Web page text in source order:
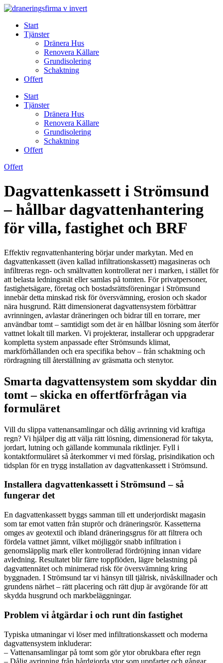
Skip
contentStart
Tjänster
Dränera Hus
Renovera Källare
Grundisolering
Schaktning
Offert
Start
Tjänster
Dränera Hus
Renovera Källare
Grundisolering
Schaktning
Offert
Offert
Dagvattenkassett i Strömsund
– hållbar dagvattenhantering
för villa, fastighet och BRF
Effektiv regnvattenhantering börjar under markytan. Med en
dagvattenkassett (även kallad infiltrationskassett) magasineras och
infiltreras regn- och smältvatten kontrollerat ner i marken, i stället för
att belasta ledningsnät eller samlas på tomten. För privatpersoner,
fastighetsägare, företag och bostadsrättsföreningar i Strömsund
innebär detta minskad risk för översvämning, erosion och skador
nära husgrund. Rätt dimensionerat dagvattensystem förbättrar
avrinningen, avlastar dräneringen och bidrar till en torrare, mer
användbar tomt – samtidigt som det är en hållbar lösning som återför
vattnet lokalt till marken. Vi projekterar, installerar och uppgraderar
kompletta system anpassade efter Strömsunds klimat,
markförhållanden och era specifika behov – från schaktning och
rördragning till återställning av gräsmatta och stenytor.
Smarta dagvattensystem som skyddar din
tomt – skicka en offertförfrågan via
formuläret
Vill du slippa vattenansamlingar och dålig avrinning vid kraftiga
regn? Vi hjälper dig att välja rätt lösning, dimensionerad för takyta,
jordart, lutning och gällande kommunala riktlinjer. Fyll i
kontaktformuläret så återkommer vi med förslag, prisindikation och
tidsplan för en trygg installation av dagvattenkassett i Strömsund.
Installera dagvattenkassett i Strömsund – så
fungerar det
En dagvattenkassett byggs samman till ett underjordiskt magasin
som tar emot vatten från stuprör och dräneringsrör. Kassetterna
omges av geotextil och ibland dräneringsgrus för att filtrera och
fördela vattnet jämnt, vilket möjliggör snabb infiltration i
genomsläpplig mark eller kontrollerad fördröjning innan vidare
avledning. Resultatet blir färre toppflöden, lägre belastning på
dagvattennätet och minimerad risk för översvämning kring
byggnaden. I Strömsund tar vi hänsyn till tjälrisk, nivåskillnader och
grundens närhet – rätt placering och rätt djup är avgörande för att
skydda husgrund och markbeläggningar.
Problem vi åtgärdar i och runt din fastighet
Typiska utmaningar vi löser med infiltrationskassett och moderna
dagvattensystem inkluderar:
– Vattenansamlingar på tomt som gör ytor obrukbara efter regn
– Dålig avrinning från hårdgjorda ytor som uppfarter och gångar